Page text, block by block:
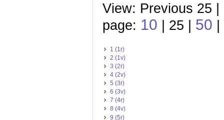
View: Previous 25 |
page: 10 | 25 | 50
1 (1r)
2 (1v)
3 (2r)
4 (2v)
5 (3r)
6 (3v)
7 (4r)
8 (4v)
9 (5r)